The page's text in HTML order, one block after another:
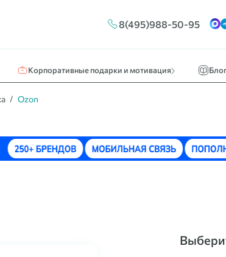
8(495)988-50-95
Кино, театр, развлечения
Корпоративные подарки и мотивация
Массовые выплаты
О нас
Идеи к
Ozon